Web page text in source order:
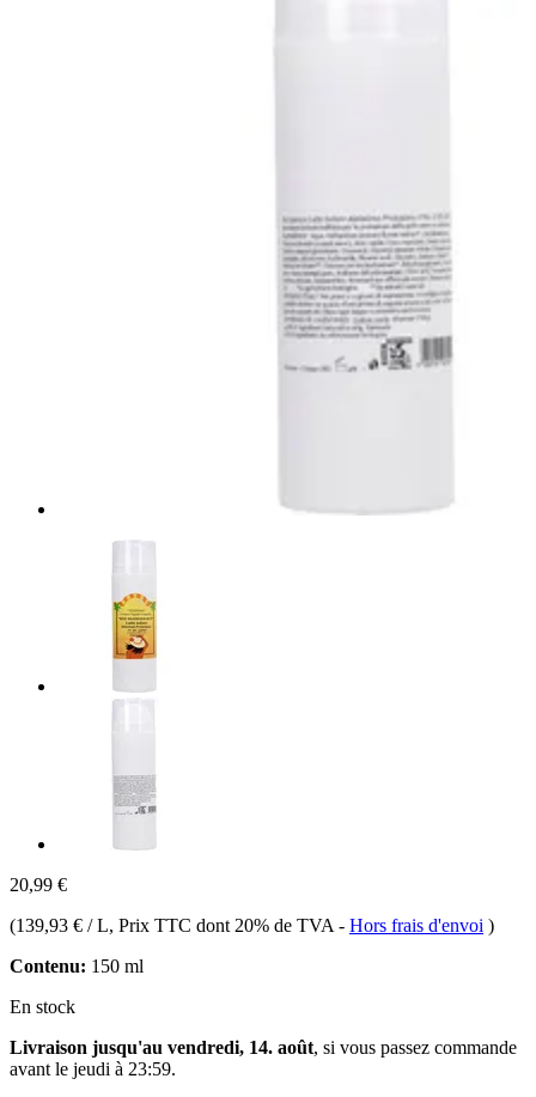
20,99 €
(139,93 € / L, Prix TTC dont 20% de TVA - Hors frais d'envoi )
Contenu: 150 ml
En stock
Livraison jusqu'au vendredi, 14. août, si vous passez commande
avant le jeudi à 23:59.